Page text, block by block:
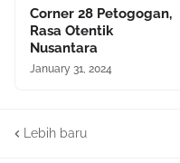
Corner 28 Petogogan,
Rasa Otentik
Nusantara
January 31, 2024
Lebih baru